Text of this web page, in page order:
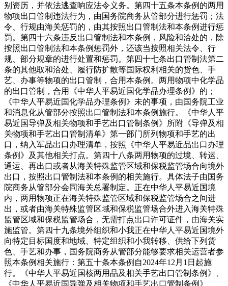
别资历，并依法逃查响应法令义务。第四十五条本条例的两用
物项出口管制违法行为，由国务院商务从管部分进行惩罚；法
令、行规由海关惩罚的，由其按照出口管制法和本条例进行惩
罚。第四十六条违反出口管制法和本条例，风险和洽处的，除
按照出口管制法和本条例惩罚外，还该当按照相关法令、行
规、部分规章的进行处置和惩罚。第四十七条出口管制法第二
条的其他取和洽处、履行防扩散等国际权利相关的货色、手
艺、办事等物项的出口管制，合用本条例。两用物项中化学品
的出口管制，合用《中华人平易近国化学品办理条例》的；
《中华人平易近国化学品办理条例》未的事项，由国务院工业
和消息化从管部分按照出口管制法和本条例施行。《中华人平
易近国导弹及相关物项和手艺出口管制条例》所附《导弹及相
关物项和手艺出口管制清单》第一部门所列物项和手艺的出
口，纳入军品出口办理清单，按照《中华人平易近品出口办理
条例》及其他相关打点。第四十八条两用物项的过境、转运、
通运、再出口或者从海关特殊监管区域和保税监管场合向境外
出口，按照出口管制法和本条例的相关施行。具体法子由国务
院商务从管部分会同海关总署制定。正在中华人平易近国境
内，两用物项正在海关特殊监管区域和保税监管场合之间进
出，或者由海关特殊监管区域和保税监管场合外进入海关特殊
监管区域和保税监管场合，无需打点出口许可证件，由海关实
施监管。第四十九条境外组织和小我正在中华人平易近国境外
向特定目标国度和地域、特定组织和小我转移、供给下列货
色、手艺和办事，国务院商务从管部分能够要求相关运营者参
照本条例相关施行：第五十条本条例自2024年12月1日起施
行。《中华人平易近国核两用品及相关手艺出口管制条例》、
《中华人平易近国导弹及相关物项和手艺出口管制条例》、